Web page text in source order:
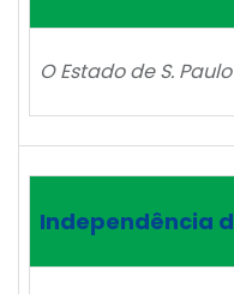
O Estado de S.
Independência